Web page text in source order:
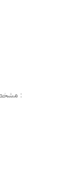
مشخصات دریافت شبکه ایران فردا در ماهواره ترکمنعالم :